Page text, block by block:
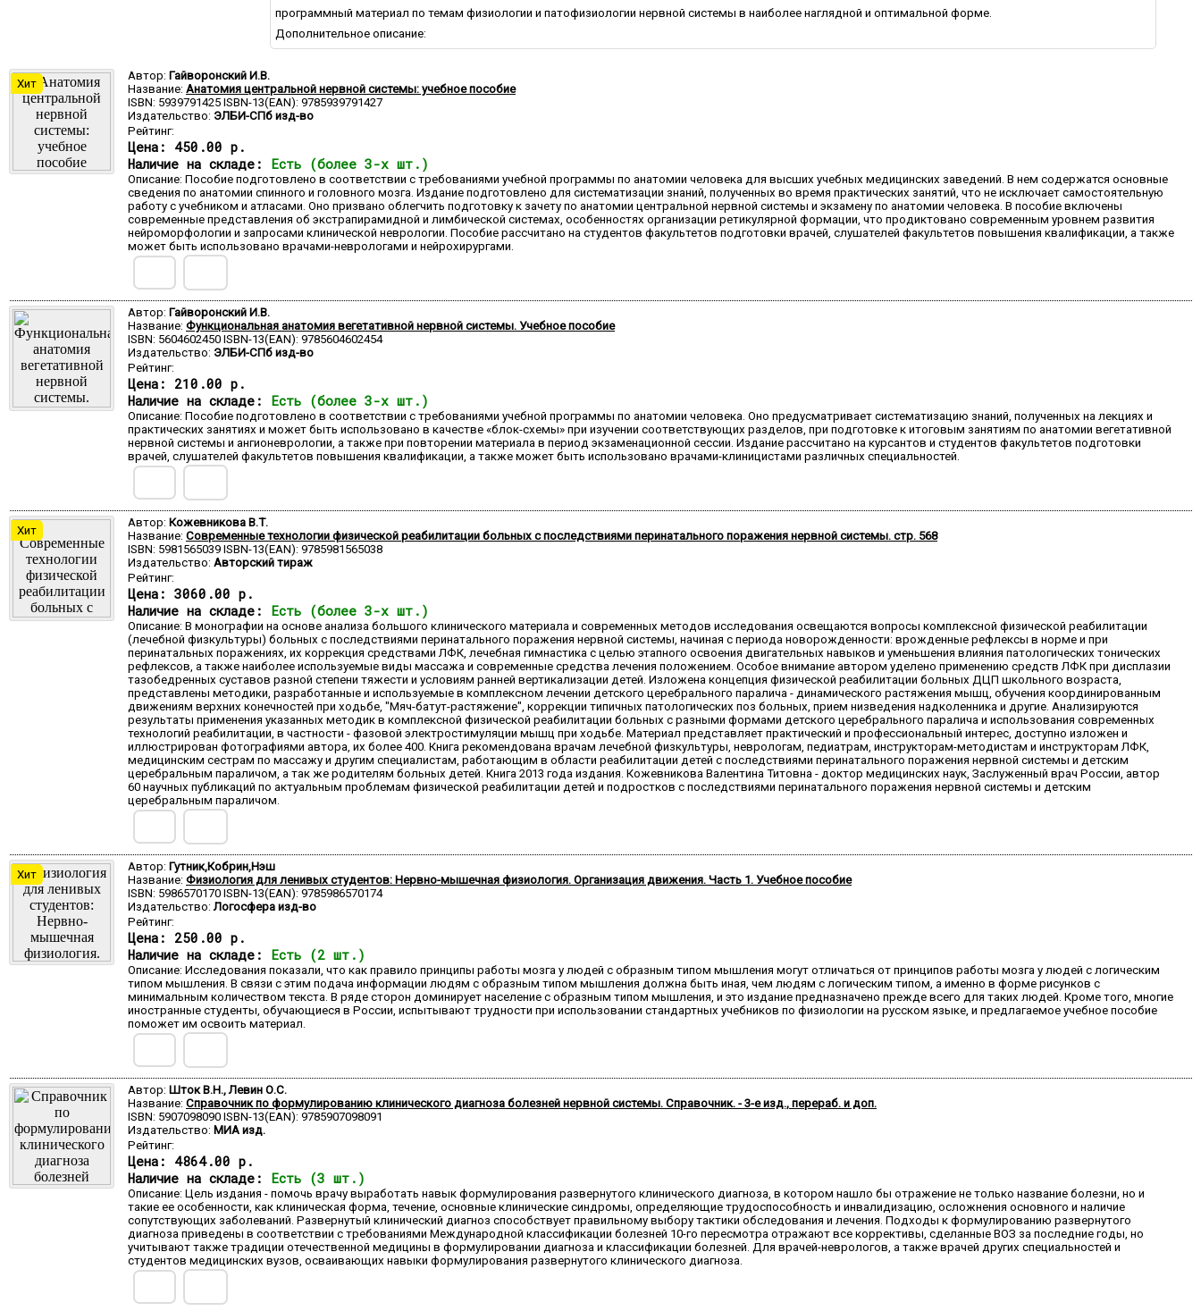
программный материал по темам физиологии и патофизиологии нервной системы в наиболее наглядной и оптимальной форме.
Дополнительное описание:
Хит
Автор: Гайворонский И.В.
Название: Анатомия центральной нервной системы: учебное пособие
ISBN: 5939791425 ISBN-13(EAN): 9785939791427
Издательство: ЭЛБИ-СПб изд-во
Рейтинг:
Цена: 450.00 р.
Наличие на складе: Есть (более 3-х шт.)
Описание: Пособие подготовлено в соответствии с требованиями учебной программы по анатомии человека для высших учебных медицинских заведений. В нем содержатся основные
сведения по анатомии спинного и головного мозга. Издание подготовлено для систематизации знаний, полученных во время практических занятий, что не исключает самостоятельную
работу с учебником и атласами. Оно призвано облегчить подготовку к зачету по анатомии центральной нервной системы и экзамену по анатомии человека. В пособие включены
современные представления об экстрапирамидной и лимбической системах, особенностях организации ретикулярной формации, что продиктовано современным уровнем развития
нейроморфологии и запросами клинической неврологии. Пособие рассчитано на студентов факультетов подготовки врачей, слушателей факультетов повышения квалификации, а также
может быть использовано врачами-неврологами и нейрохирургами.
Автор: Гайворонский И.В.
Название: Функциональная анатомия вегетативной нервной системы. Учебное пособие
ISBN: 5604602450 ISBN-13(EAN): 9785604602454
Издательство: ЭЛБИ-СПб изд-во
Рейтинг:
Цена: 210.00 р.
Наличие на складе: Есть (более 3-х шт.)
Описание: Пособие подготовлено в соответствии с требованиями учебной программы по анатомии человека. Оно предусматривает систематизацию знаний, полученных на лекциях и
практических занятиях и может быть использовано в качестве «блок-схемы» при изучении соответствующих разделов, при подготовке к итоговым занятиям по анатомии вегетативной
нервной системы и ангионеврологии, а также при повторении материала в период экзаменационной сессии. Издание рассчитано на курсантов и студентов факультетов подготовки
врачей, слушателей факультетов повышения квалификации, а также может быть использовано врачами-клиницистами различных специальностей.
Хит
Автор: Кожевникова В.Т.
Название: Современные технологии физической реабилитации больных с последствиями перинатального поражения нервной системы. стр. 568
ISBN: 5981565039 ISBN-13(EAN): 9785981565038
Издательство: Авторский тираж
Рейтинг:
Цена: 3060.00 р.
Наличие на складе: Есть (более 3-х шт.)
Описание: В монографии на основе анализа большого клинического материала и современных методов исследования освещаются вопросы комплексной физической реабилитации
(лечебной физкультуры) больных с последствиями перинатального поражения нервной системы, начиная с периода новорожденности: врожденные рефлексы в норме и при
перинатальных поражениях, их коррекция средствами ЛФК, лечебная гимнастика с целью этапного освоения двигательных навыков и уменьшения влияния патологических тонических
рефлексов, а также наиболее используемые виды массажа и современные средства лечения положением. Особое внимание автором уделено применению средств ЛФК при дисплазии
тазобедренных суставов разной степени тяжести и условиям ранней вертикализации детей. Изложена концепция физической реабилитации больных ДЦП школьного возраста,
представлены методики, разработанные и используемые в комплексном лечении детского церебрального паралича - динамического растяжения мышц, обучения координированным
движениям верхних конечностей при ходьбе, "Мяч-батут-растяжение", коррекции типичных патологических поз больных, прием низведения надколенника и другие. Анализируются
результаты применения указанных методик в комплексной физической реабилитации больных с разными формами детского церебрального паралича и использования современных
технологий реабилитации, в частности - фазовой электростимуляции мышц при ходьбе. Материал представляет практический и профессиональный интерес, доступно изложен и
иллюстрирован фотографиями автора, их более 400. Книга рекомендована врачам лечебной физкультуры, неврологам, педиатрам, инструкторам-методистам и инструкторам ЛФК,
медицинским сестрам по массажу и другим специалистам, работающим в области реабилитации детей с последствиями перинатального поражения нервной системы и детским
церебральным параличом, а так же родителям больных детей. Книга 2013 года издания. Кожевникова Валентина Титовна - доктор медицинских наук, Заслуженный врач России, автор
60 научных публикаций по актуальным проблемам физической реабилитации детей и подростков с последствиями перинатального поражения нервной системы и детским
церебральным параличом.
Хит
Автор: Гутник,Кобрин,Нэш
Название: Физиология для ленивых студентов: Нервно-мышечная физиология. Организация движения. Часть 1. Учебное пособие
ISBN: 5986570170 ISBN-13(EAN): 9785986570174
Издательство:Логосфера изд-во
Рейтинг:
Цена: 250.00 р.
Наличие на складе: Есть (2 шт.)
Описание: Исследования показали, что как правило принципы работы мозга у людей с образным типом мышления могут отличаться от принципов работы мозга у людей с логическим
типом мышления. В связи с этим подача информации людям с образным типом мышления должна быть иная, чем людям с логическим типом, а именно в форме рисунков с
минимальным количеством текста. В ряде сторон доминирует население с образным типом мышления, и это издание предназначено прежде всего для таких людей. Кроме того, многие
иностранные студенты, обучающиеся в России, испытывают трудности при использовании стандартных учебников по физиологии на русском языке, и предлагаемое учебное пособие
поможет им освоить материал.
Автор: Шток В.Н., Левин О.С.
Название: Справочник по формулированию клинического диагноза болезней нервной системы. Справочник. - 3-е изд., перераб. и доп.
ISBN: 5907098090 ISBN-13(EAN): 9785907098091
Издательство: МИА изд.
Рейтинг:
Цена: 4864.00 р.
Наличие на складе: Есть (3 шт.)
Описание: Цель издания - помочь врачу выработать навык формулирования развернутого клинического диагноза, в котором нашло бы отражение не только название болезни, но и
такие ее особенности, как клиническая форма, течение, основные клинические синдромы, определяющие трудоспособность и инвалидизацию, осложнения основного и наличие
сопутствующих заболеваний. Развернутый клинический диагноз способствует правильному выбору тактики обследования и лечения. Подходы к формулированию развернутого
диагноза приведены в соответствии с требованиями Международной классификации болезней 10-го пересмотра отражают все коррективы, сделанные ВОЗ за последние годы, но
учитывают также традиции отечественной медицины в формулировании диагноза и классификации болезней. Для врачей-неврологов, а также врачей других специальностей и
студентов медицинских вузов, осваивающих навыки формулирования развернутого клинического диагноза.